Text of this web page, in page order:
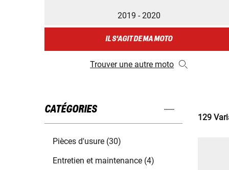
2019 - 2020
IL S'AGIT DE MA MOTO
Trouver une autre moto
CATÉGORIES
Pièces d'usure (30)
Entretien et maintenance (4)
129